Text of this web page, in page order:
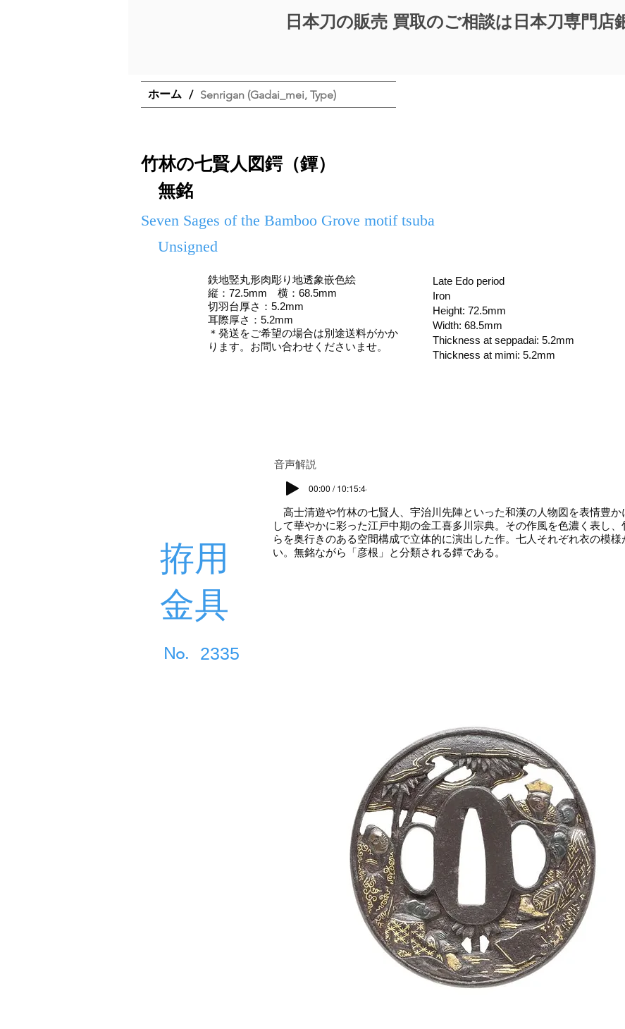
日本刀の販売 買取のご相談は日本刀専門店
ホーム / Senrigan (Gadai_mei, Type)
竹林の七賢人図鍔（鐔）
無銘
Seven Sages of the Bamboo Grove motif tsuba
Unsigned
鉄地竪丸形肉彫り地透象嵌色絵
縦：72.5mm 横：68.5mm
切羽台厚さ：5.2mm
耳際厚さ：5.2mm
＊発送をご希望の場合は別途送料がかか
ります。お問い合わせくださいませ。
Late Edo period
Iron
Height: 72.5mm
Width: 68.5mm
Thickness at seppadai: 5.2mm
Thickness at mimi: 5.2mm
​音声解説
00:00 / 10:15:44
拵用
金具
2335
No.
高士清遊や竹林の七賢人、宇治川先陣といった和漢の人物図を表情豊
して華やかに彩った江戸中期の金工喜多川宗典。その作風を色濃く表し
らを奥行きのある空間構成で立体的に演出した作。七人それぞれ衣の模
い。無銘ながら「彦根」と分類される鐔である。